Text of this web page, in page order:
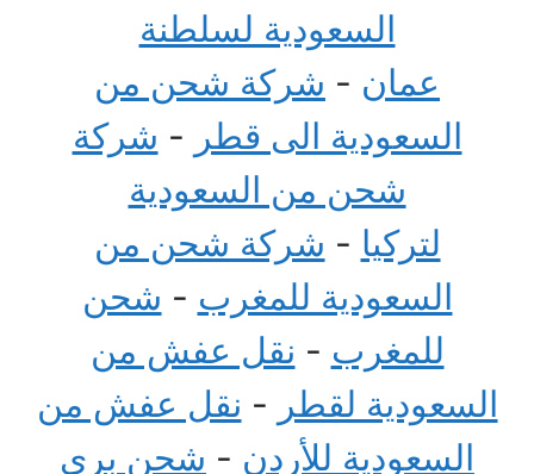
السعودية لسلطنة
عمان - شركة شحن من
السعودية الى قطر - شركة
شحن من السعودية
لتركيا - شركة شحن من
السعودية للمغرب - شحن
للمغرب - نقل عفش من
السعودية لقطر - نقل عفش من
السعودية للأردن - شحن بري